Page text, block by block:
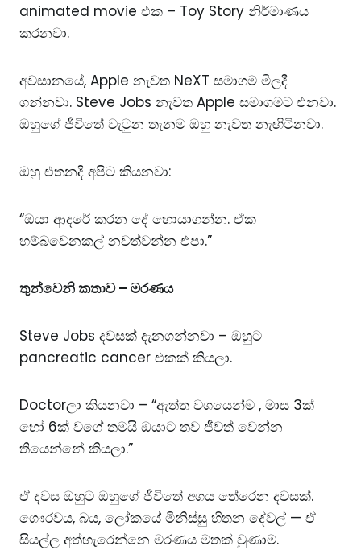
animated movie එක – Toy Story නිර්මාණය
කරනවා.
අවසානයේ, Apple නැවත NeXT සමාගම මිලදී
ගන්නවා. Steve Jobs නැවත Apple සමාගමට එනවා.
ඔහුගේ ජීවිතේ වැටුන තැනම ඔහු නැවත නැඟිටිනවා.
ඔහු එතනදී අපිට කියනවා:
“ඔයා ආදරේ කරන දේ හොයාගන්න. ඒක
හම්බවෙනකල් නවත්වන්න එපා.”
තුන්වෙනි කතාව – මරණය
Steve Jobs දවසක් දැනගන්නවා – ඔහුට
pancreatic cancer එකක් කියලා.
Doctorලා කියනවා – “ඇත්ත වශයෙන්ම , මාස 3ක්
හෝ 6ක් වගේ තමයි ඔයාට තව ජීවත් වෙන්න
තියෙන්නේ කියලා.”
ඒ දවස ඔහුට ඔහුගේ ජීවිතේ අගය තේරෙන දවසක්.
ගෞරවය, බය, ලෝකයේ මිනිස්සු හිතන දේවල් — ඒ
සියල්ල අත්හැරෙන්නෙ මරණය මතක් වුණාම.